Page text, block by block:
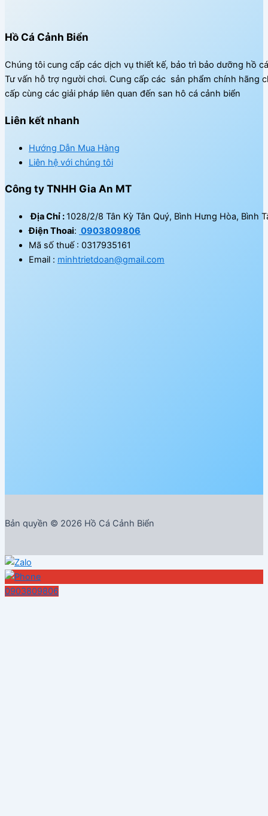
Hồ Cá Cảnh Biển
Chúng tôi cung cấp các dịch vụ thiết kế, bảo trì bảo dưỡng hồ
Tư vấn hỗ trợ người chơi. Cung cấp các sản phẩm chính hãng
cấp cùng các giải pháp liên quan đến san hô cá cảnh biển
Liên kết nhanh
Hướng Dẫn Mua Hàng
Liên hệ với chúng tôi
Công ty TNHH Gia An MT
Địa Chỉ :1028/2/8 Tân Kỳ Tân Quý, Bình Hưng Hòa, Bình
Điện Thoai: 0903809806
Mã số thuế : 0317935161
Email : minhtrietdoan@gmail.com
Bản quyền © 2026 Hồ Cá Cảnh Biển
0903809806